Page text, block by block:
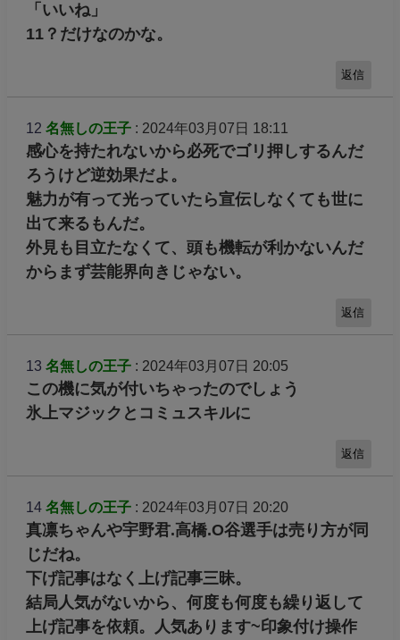
「いいね」
11？だけなのかな。
返信
12 名無しの王子: 2024年03月07日 18:11
感心を持たれないから必死でゴリ押しするんだ
ろうけど逆効果だよ。
魅力が有って光っていたら宣伝しなくても世に
出て来るもんだ。
外見も目立たなくて、頭も機転が利かないんだ
からまず芸能界向きじゃない。
返信
13 名無しの王子: 2024年03月07日 20:05
この機に気が付いちゃったのでしょう
氷上マジックとコミュスキルに
返信
14 名無しの王子: 2024年03月07日 20:20
真凛ちゃんや宇野君.高橋.O谷選手は売り方が同
じだね。
下げ記事はなく上げ記事三昧。
結局人気がないから、何度も何度も繰り返して
上げ記事を依頼。人気あります~印象付け操作